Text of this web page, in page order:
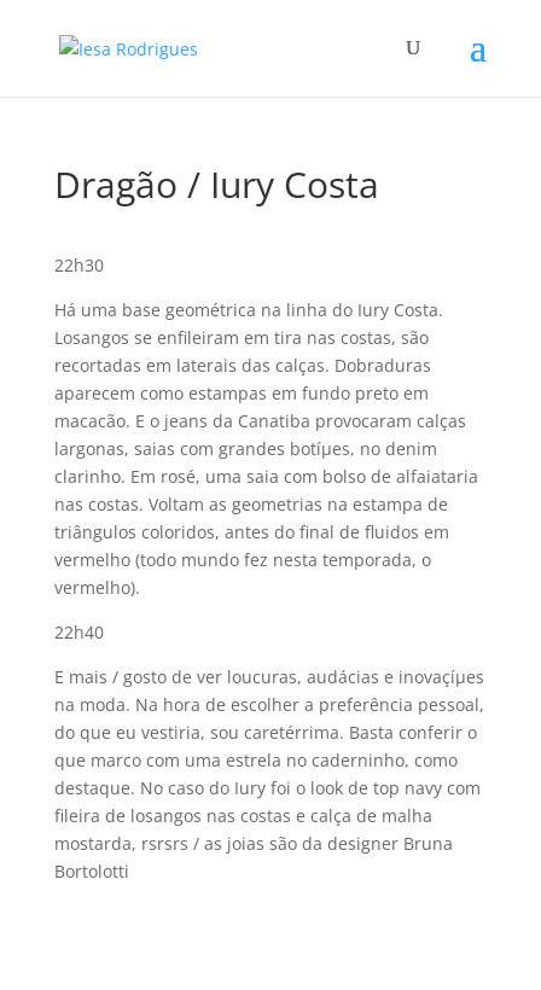
Dragão / Iury Costa
22h30
Há uma base geométrica na linha do Iury Costa.
Losangos se enfileiram em tira nas costas, são
recortadas em laterais das calças. Dobraduras
aparecem como estampas em fundo preto em
macacão. E o jeans da Canatiba provocaram calças
largonas, saias com grandes botíµes, no denim
clarinho. Em rosé, uma saia com bolso de alfaiataria
nas costas. Voltam as geometrias na estampa de
triângulos coloridos, antes do final de fluidos em
vermelho (todo mundo fez nesta temporada, o
vermelho).
22h40
E mais / gosto de ver loucuras, audácias e inovaçíµes
na moda. Na hora de escolher a preferência pessoal,
do que eu vestiria, sou caretérrima. Basta conferir o
que marco com uma estrela no caderninho, como
destaque. No caso do Iury foi o look de top navy com
fileira de losangos nas costas e calça de malha
mostarda, rsrsrs / as joias são da designer Bruna
Bortolotti